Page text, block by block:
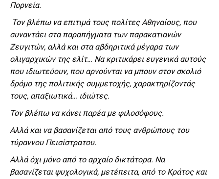
Πορνεία.
Τον βλέπω να επιτιμά τους πολίτες Αθηναίους, που
συναντάει στα παραπήγματα των παρακατιανών
Ζευγιτών, αλλά και στα αβδηριτικά μέγαρα των
ολιγαρχικών της ελίτ… Να κριτικάρει ευγενικά αυτούς
που ιδιωτεύουν, που αρνούνται να μπουν στον σκολιό
δρόμο της πολιτικής συμμετοχής, χαρακτηρίζοντάς
τους, απαξιωτικά… ιδιώτες.
Τον βλέπω να κάνει παρέα με φιλοσόφους.
Αλλά και να βασανίζεται από τους ανθρώπους του
τύραννου Πεισίστρατου.
Αλλά όχι μόνο από το αρχαίο δικτάτορα. Να
βασανίζεται ψυχολογικά, μετέπειτα, από το Κράτος και